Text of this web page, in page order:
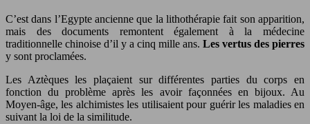
C’est dans l’Egypte ancienne que la lithothérapie fait son apparition,
mais des documents remontent également à la médecine
traditionnelle chinoise d’il y a cinq mille ans. Les vertus des pierres
y sont proclamées.
Les Aztèques les plaçaient sur différentes parties du corps en
fonction du problème après les avoir façonnées en bijoux. Au
Moyen-âge, les alchimistes les utilisaient pour guérir les maladies en
suivant la loi de la similitude.